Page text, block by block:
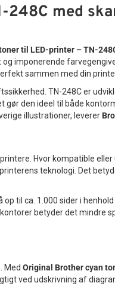
med
til LED-printer – TN-
imponerende
sammen med din
TN-248C er
den ideel til både
illustrationer, leverer
Hvor kompatible
teknologi. Det
til ca. 1.000 sider i
betyder det mindre
Med Original Brother cyan
ved udskrivning af